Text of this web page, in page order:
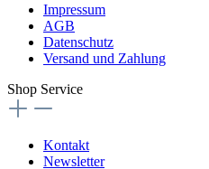
Impressum
AGB
Datenschutz
Versand und Zahlung
Shop Service
Kontakt
Newsletter